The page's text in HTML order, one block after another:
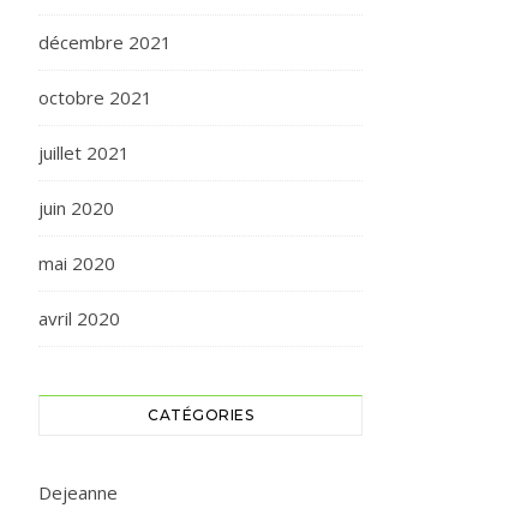
décembre 2021
octobre 2021
juillet 2021
juin 2020
mai 2020
avril 2020
CATÉGORIES
Dejeanne